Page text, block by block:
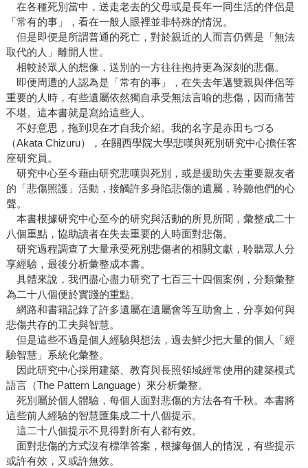
在各種死別當中，送走老去的父母或是長年一同生活的伴侶是
「常有的事」，看在一般人眼裡並非特殊的情況。
但是即便是所謂普通的死亡，對於親近的人而言仍舊是「無法
取代的人」離開人世。
相較於眾人的想像，送別的一方往往抱持更為深刻的悲傷。
即便周遭的人認為是「常有的事」，在失去年邁雙親與伴侶等
重要的人時，有些遺屬依然獨自承受無法言喻的悲傷，因而痛苦
不堪。這本書就是寫給這些人。
不好意思，拖到現在才自我介紹。我的名字是赤田ちづる
（Akata Chizuru），在關西學院大學悲嘆與死別研究中心擔任客
座研究員。
研究中心至今藉由研究悲嘆與死別，或是援助失去重要親友者
的「悲傷照護」活動，接觸許多身陷悲傷的遺屬，聆聽他們的心
聲。
本書根據研究中心至今的研究與活動的所見所聞，彙整成二十
八個重點，協助讀者在失去重要的人時面對悲傷。
研究過程調查了大量承受死別悲傷者的相關文獻，聆聽眾人分
享經驗，最後分析彙整成本書。
具體來說，我們盡心盡力研究了七百三十四個案例，分類彙整
為二十八個便於實踐的重點。
網路和書籍記錄了許多遺屬在遺屬會等互助會上，分享如何與
悲傷共存的工夫與智慧。
但是這些不過是個人經驗與想法，過去鮮少把大量的個人「經
驗智慧」系統化彙整。
因此研究中心採用建築、教育與長照領域經常使用的建築模式
語言（The Pattern Language）來分析彙整。
死別屬於個人體驗，每個人面對悲傷的方法各有千秋。本書將
這些前人經驗的智慧匯集成二十八個提示。
這二十八個提示不見得對所有人都有效。
面對悲傷的方式沒有標準答案，根據每個人的情況，有些提示
或許有效，又或許無效。